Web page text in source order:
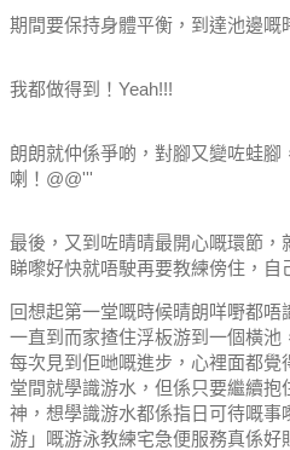
期間要保持身體平衡，到達池邊
我都做得到！Yeah!!!
朗朗就仲係爭啲，對腳又變咗蛙
喇！@@'''
最後，又到咗晴晴最開心嘅環節，
睇嚟好快就唔駛再要教練傍住，自
回想起第一堂嘅時候晴朗咩嘢都
一直到而家揸住浮板游到一個橫池
每次見到佢哋嘅進步，心裡面都覺
堂間就學識游水，但係只要繼續
神，想學識游水都係指日可待嘅事
游」嘅游泳教練宅急便服務真係